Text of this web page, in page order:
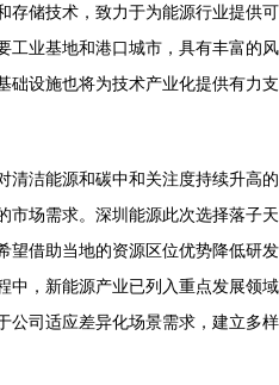
存储技术，致力于为能源行业提供可
工业基地和港口城市，具有丰富的风
础设施也将为技术产业化提供有力支
清洁能源和碳中和关注度持续升高的
市场需求。深圳能源此次选择落子天
望借助当地的资源区位优势降低研发
中，新能源产业已列入重点发展领域
公司适应差异化场景需求，建立多样